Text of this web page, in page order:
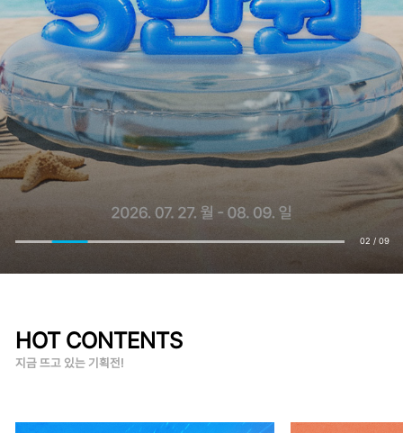
02 / 09
HOT CONTENTS
지금 뜨고 있는 기획전!